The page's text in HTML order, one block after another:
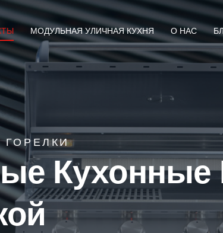
МОДУЛЬНАЯ УЛИЧНАЯ КУХНЯ О НАС
Кухонные